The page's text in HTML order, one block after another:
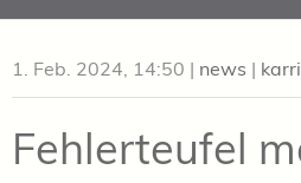
to
1. Feb. 2024, 14:50 | news |
Fehlerteufel